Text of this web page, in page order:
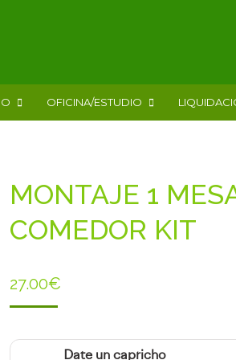
OFICINA/ESTUDIO
MONTAJE 1
COMEDOR KIT
27.00€
Date un capricho